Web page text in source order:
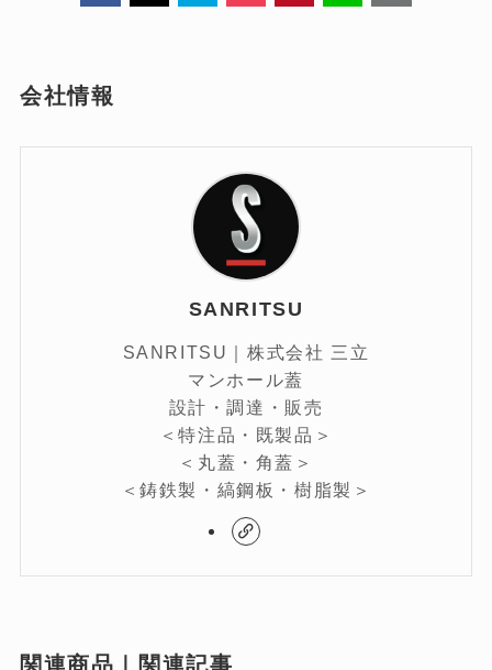
会社情報
SANRITSU
SANRITSU｜株式会社 三立
マンホール蓋
設計・調達・販売
＜特注品・既製品＞
＜丸蓋・角蓋＞
＜鋳鉄製・縞鋼板・樹脂製＞
関連商品｜関連記事